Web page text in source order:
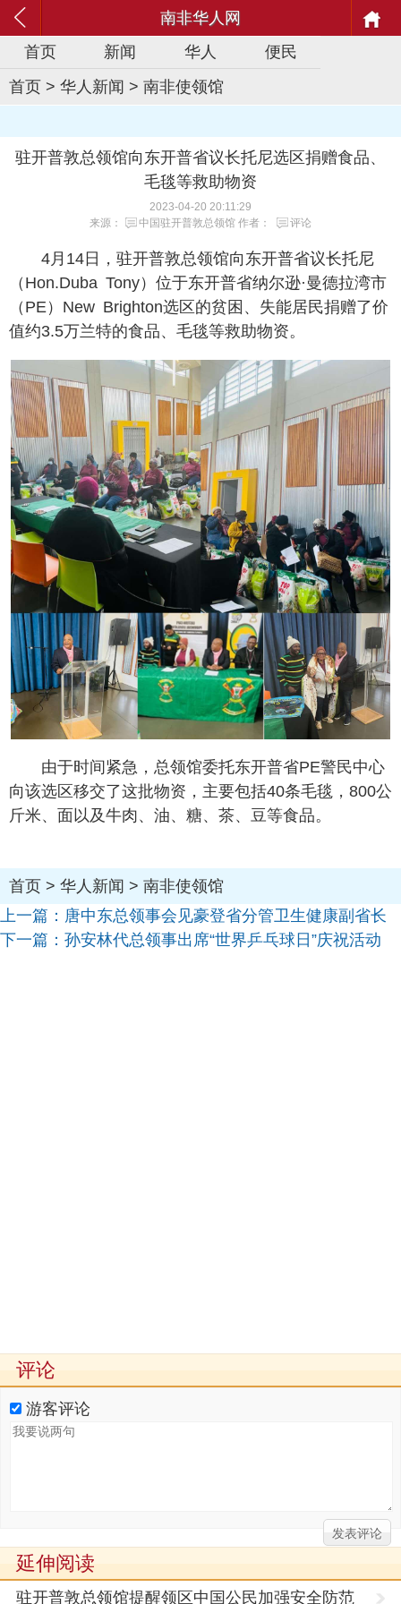
南非华人网
首页
新闻 华人
便民
首页 > 华人新闻 > 南非使领馆
驻开普敦总领馆向东开普省议长托尼选区捐赠食品、
毛毯等救助物资
2023-04-20 20:11:29
来源：
中国驻开普敦总领馆 作者： 评论
4月14日，驻开普敦总领馆向东开普省议长托尼
（Hon.Duba Tony）位于东开普省纳尔逊·曼德拉湾市
（PE）New Brighton选区的贫困、失能居民捐赠了价
值约3.5万兰特的食品、毛毯等救助物资。
由于时间紧急，总领馆委托东开普省PE警民中心
向该选区移交了这批物资，主要包括40条毛毯，800公
斤米、面以及牛肉、油、糖、茶、豆等食品。
首页 > 华人新闻 > 南非使领馆
上一篇： 唐中东总领事会见豪登省分管卫生健康副省长
下一篇： 孙安林代总领事出席“世界乒乓球日”庆祝活动
评论
游客评论
延伸阅读
驻开普敦总领馆提醒领区中国公民加强安全防范